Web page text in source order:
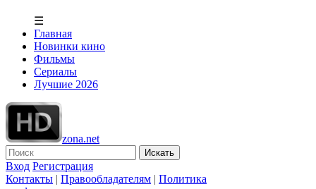
☰
Главная
Новинки кино
Фильмы
Сериалы
Лучшие 2026
zona.net
Искать
Вход Регистрация
Контакты | Правообладателям | Политика